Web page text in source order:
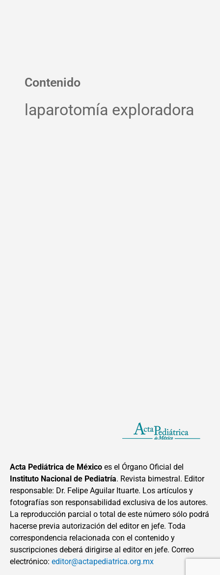
Contenido
laparotomía exploradora
Acta Pediátrica de México es el Órgano Oficial del
Instituto Nacional de Pediatría. Revista bimestral. Editor
responsable: Dr. Felipe Aguilar Ituarte. Los artículos y
fotografías son responsabilidad exclusiva de los autores.
La reproducción parcial o total de este número sólo podrá
hacerse previa autorización del editor en jefe. Toda
correspondencia relacionada con el contenido y
suscripciones deberá dirigirse al editor en jefe. Correo
electrónico: editor@actapediatrica.org.mx